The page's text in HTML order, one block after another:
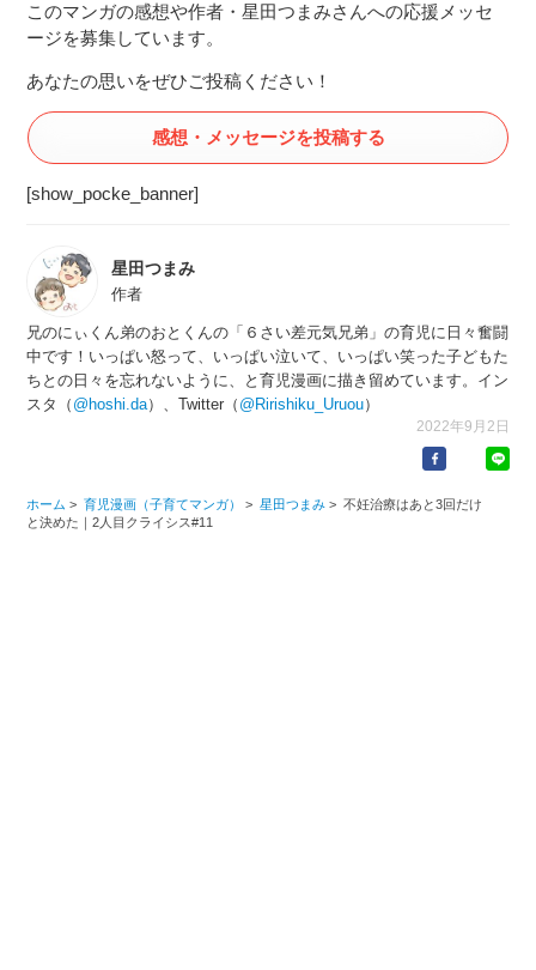
このマンガの感想や作者・星田つまみさんへの応援メッセ
ージを募集しています。
あなたの思いをぜひご投稿ください！
感想・メッセージを投稿する
[show_pocke_banner]
星田つまみ
作者
兄のにぃくん弟のおとくんの「６さい差元気兄弟」の育児に日々奮闘
中です！いっぱい怒って、いっぱい泣いて、いっぱい笑った子どもた
ちとの日々を忘れないように、と育児漫画に描き留めています。イン
スタ（ @hoshi.da）、Twitter（ @Ririshiku_Uruou）
2022年9月2日
ホーム > 育児漫画（子育てマンガ） > 星田つまみ > 不妊治療はあと3回だけ
と決めた｜2人目クライシス#11